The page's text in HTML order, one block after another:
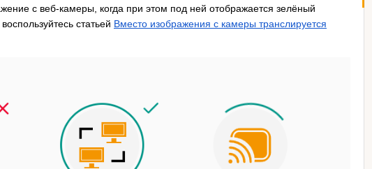
с веб-камеры, когда при этом под ней отображается зелёный
статьей Вместо изображения с камеры транслируется